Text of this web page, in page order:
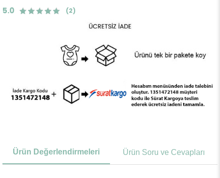
5.0 (2)
Ürün Değerlendirmeleri Ürün Soru ve Cevapları